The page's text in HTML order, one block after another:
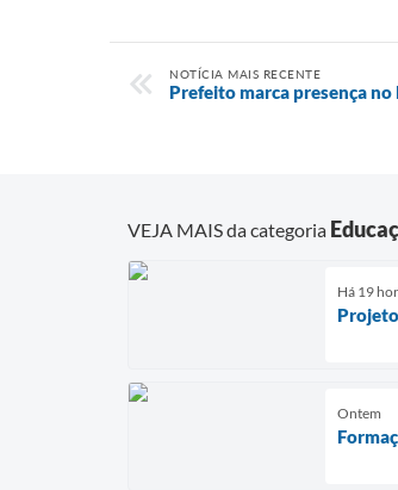
NOTÍCIA MAIS RECENTE
Prefeito marca presença
VEJA MAIS da categoria
Há 19
Ontem